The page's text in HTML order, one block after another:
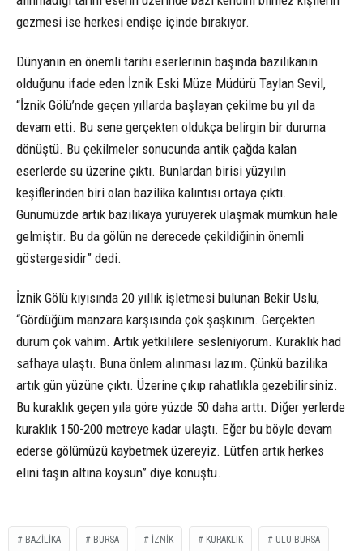
gezmesi ise herkesi endişe içinde bırakıyor.
Dünyanın en önemli tarihi eserlerinin başında bazilikanın
olduğunu ifade eden İznik Eski Müze Müdürü Taylan Sevil,
“İznik Gölü’nde geçen yıllarda başlayan çekilme bu yıl da
devam etti. Bu sene gerçekten oldukça belirgin bir duruma
dönüştü. Bu çekilmeler sonucunda antik çağda kalan
eserlerde su üzerine çıktı. Bunlardan birisi yüzyılın
keşiflerinden biri olan bazilika kalıntısı ortaya çıktı.
Günümüzde artık bazilikaya yürüyerek ulaşmak mümkün hale
gelmiştir. Bu da gölün ne derecede çekildiğinin önemli
göstergesidir” dedi.
İznik Gölü kıyısında 20 yıllık işletmesi bulunan Bekir Uslu,
“Gördüğüm manzara karşısında çok şaşkınım. Gerçekten
durum çok vahim. Artık yetkililere sesleniyorum. Kuraklık had
safhaya ulaştı. Buna önlem alınması lazım. Çünkü bazilika
artık gün yüzüne çıktı. Üzerine çıkıp rahatlıkla gezebilirsiniz.
Bu kuraklık geçen yıla göre yüzde 50 daha arttı. Diğer yerlerde
kuraklık 150-200 metreye kadar ulaştı. Eğer bu böyle devam
ederse gölümüzü kaybetmek üzereyiz. Lütfen artık herkes
elini taşın altına koysun” diye konuştu.
BAZILIKA BURSA IZNIK KURAKLIK ULU BURSA